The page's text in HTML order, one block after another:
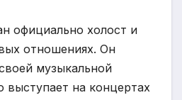
официально холост и
отношениях. Он
музыкальной
выступает на концертах